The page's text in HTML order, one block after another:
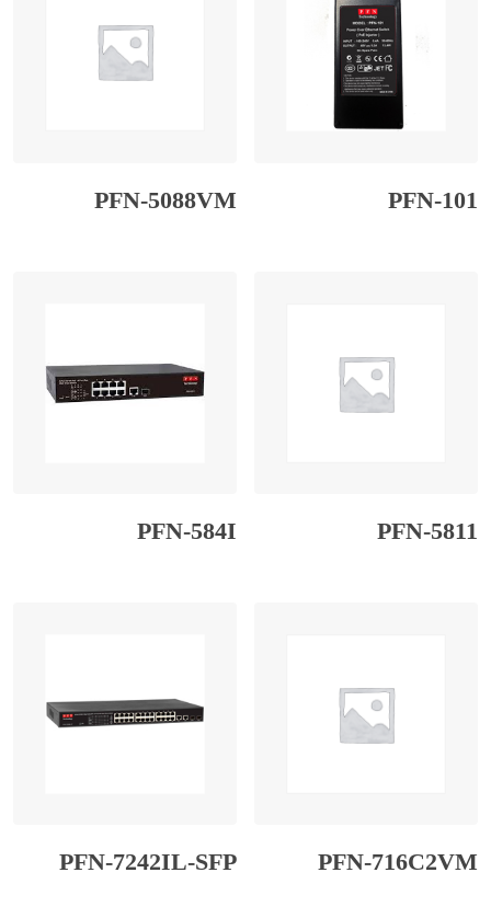
PFN-101
PFN-5088VM
PFN-5811
PFN-584I
PFN-716C2VM
PFN-7242IL-SFP